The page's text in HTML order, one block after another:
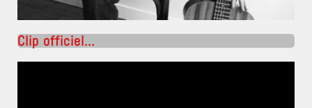
Clip officiel...